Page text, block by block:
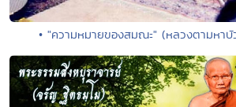
• "ความหมายของสมณะ" (หลวงตามหา